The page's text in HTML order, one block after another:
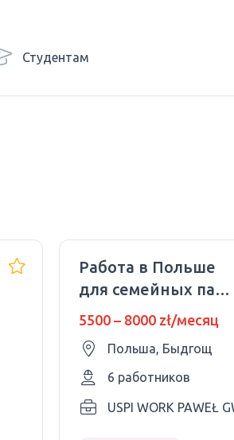
Студентам
Работа в Польше
для семейных пар,
женщин,мужчин
5500 – 8000 zł/месяц
Польша, Быдгощ
6 работников
USPI WORK PAWEŁ